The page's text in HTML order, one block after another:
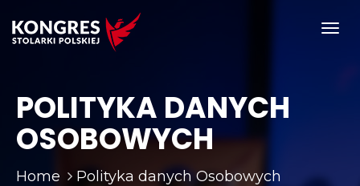
POLITYKA DANYCH
OSOBOWYCH
Home Polityka danych Osobowych